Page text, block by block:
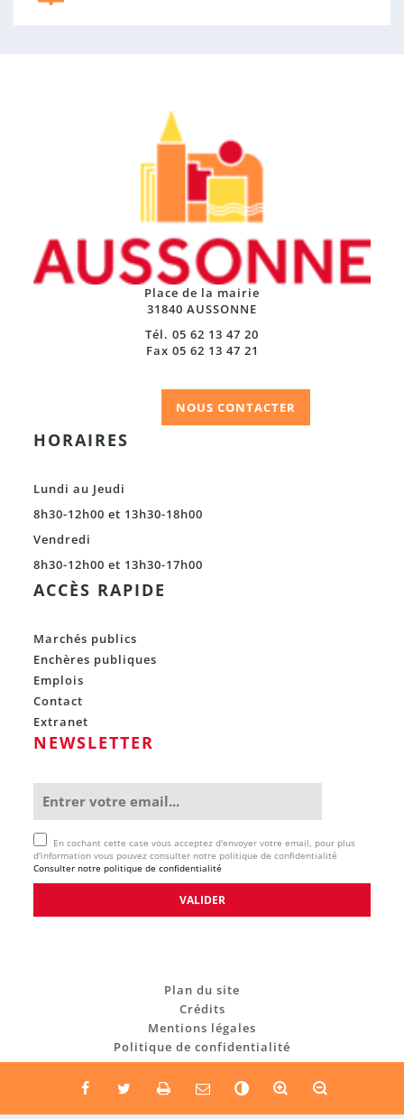
Place de la mairie
31840 AUSSONNE
Tél. 05 62 13 47 20
Fax 05 62 13 47 21
NOUS CONTACTER
HORAIRES
Lundi au Jeudi
8h30-12h00 et 13h30-18h00
Vendredi
8h30-12h00 et 13h30-17h00
ACCÈS RAPIDE
Marchés publics
Enchères publiques
Emplois
Contact
Extranet
NEWSLETTER
En cochant cette case vous acceptez d'envoyer votre email, pour plus
d'information vous pouvez consulter notre politique de confidentialité
Consulter notre politique de confidentialité
Plan du site
Crédits
Mentions légales
Politique de confidentialité